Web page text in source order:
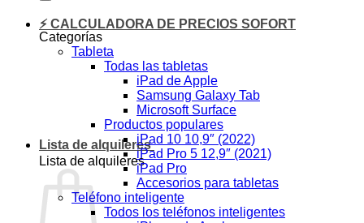
⚡ CALCULADORA DE PRECIOS SOFORT
Lista de alquileres
Lista de alquileres
Categorías
Tableta
Todas las tabletas
iPad de Apple
Samsung Galaxy Tab
Microsoft Surface
Productos populares
iPad 10 10,9″ (2022)
iPad Pro 5 12,9″ (2021)
iPad Pro
Accesorios para tabletas
Teléfono inteligente
Todos los teléfonos inteligentes